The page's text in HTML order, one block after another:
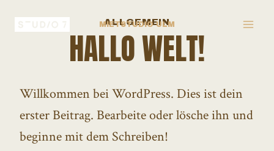
Inhalt
MIETSTUDIO ULM
ALLGEMEIN
HALLO WELT!
Willkommen bei WordPress. Dies ist dein
erster Beitrag. Bearbeite oder lösche ihn und
beginne mit dem Schreiben!